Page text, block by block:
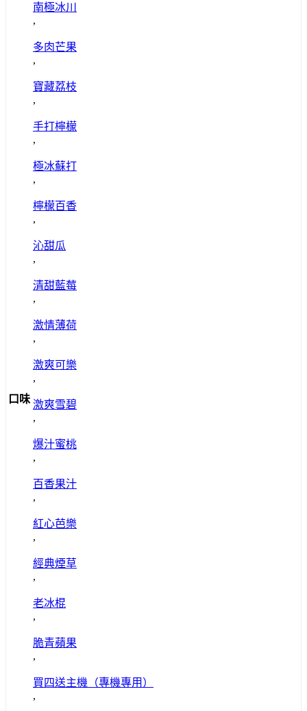
口味
南極冰川
,
多肉芒果
,
寶藏荔枝
,
手打檸檬
,
極冰蘇打
,
檸檬百香
,
沁甜瓜
,
清甜藍莓
,
激情薄荷
,
激爽可樂
,
激爽雪碧
,
爆汁蜜桃
,
百香果汁
,
紅心芭樂
,
經典煙草
,
老冰棍
,
脆青蘋果
,
買四送主機（專機專用）
,